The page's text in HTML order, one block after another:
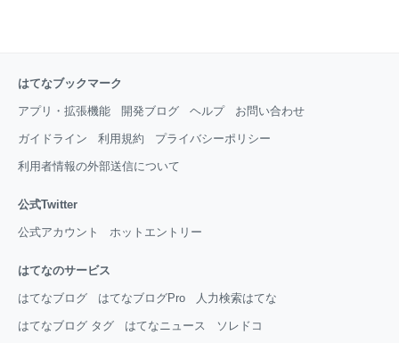
はてなブックマーク
アプリ・拡張機能 開発ブログ ヘルプ お問い合わせ
ガイドライン 利用規約 プライバシーポリシー
利用者情報の外部送信について
公式Twitter
公式アカウント ホットエントリー
はてなのサービス
はてなブログ はてなブログPro 人力検索はてな
はてなブログ タグ はてなニュース ソレドコ